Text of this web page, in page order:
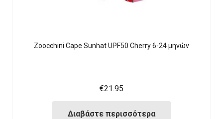
Zoocchini Cape Sunhat UPF50 Cherry 6-24 μηνών
€21.95
Διαβάστε περισσότερα